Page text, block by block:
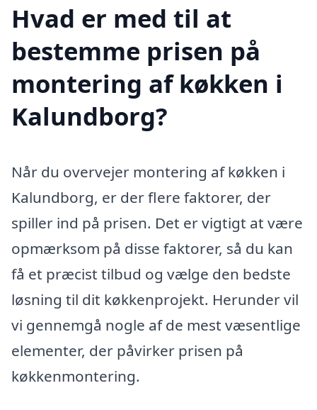
Hvad er med til at
bestemme prisen på
montering af køkken i
Kalundborg?
Når du overvejer montering af køkken i
Kalundborg, er der flere faktorer, der
spiller ind på prisen. Det er vigtigt at være
opmærksom på disse faktorer, så du kan
få et præcist tilbud og vælge den bedste
løsning til dit køkkenprojekt. Herunder vil
vi gennemgå nogle af de mest væsentlige
elementer, der påvirker prisen på
køkkenmontering.